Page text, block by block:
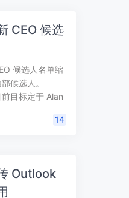
CEO 候选
候选人名单缩
候选人。
目标定于 Alan
14
Outlook